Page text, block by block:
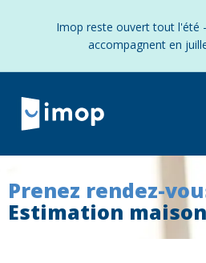
Imop reste ouvert tout l'été
accompagnent en
Prenez rendez-
Estimation